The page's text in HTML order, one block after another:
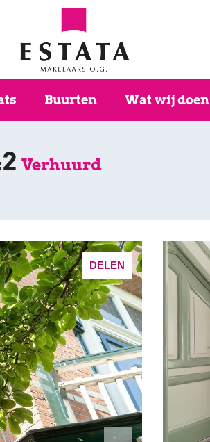
Buurten Wat wij doen
Verhuurd
DELEN